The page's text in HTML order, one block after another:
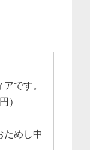
です。
）
ためし中